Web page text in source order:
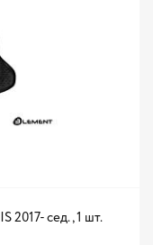
2017- сед., 1 шт.